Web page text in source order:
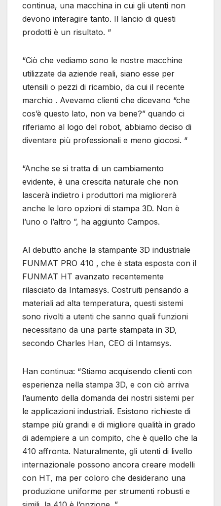
continua, una macchina in cui gli utenti non
devono interagire tanto. Il lancio di questi
prodotti è un risultato. “
“Ciò che vediamo sono le nostre macchine
utilizzate da aziende reali, siano esse per
utensili o pezzi di ricambio, da cui il recente
marchio . Avevamo clienti che dicevano “che
cos’è questo lato, non va bene?” quando ci
riferiamo al logo del robot, abbiamo deciso di
diventare più professionali e meno giocosi. “
“Anche se si tratta di un cambiamento
evidente, è una crescita naturale che non
lascerà indietro i produttori ma migliorerà
anche le loro opzioni di stampa 3D. Non è
l’uno o l’altro ”, ha aggiunto Campos.
Al debutto anche la stampante 3D industriale
FUNMAT PRO 410 , che è stata esposta con il
FUNMAT HT avanzato recentemente
rilasciato da Intamasys. Costruiti pensando a
materiali ad alta temperatura, questi sistemi
sono rivolti a utenti che sanno quali funzioni
necessitano da una parte stampata in 3D,
secondo Charles Han, CEO di Intamsys.
Han continua: “Stiamo acquisendo clienti con
esperienza nella stampa 3D, e con ciò arriva
l’aumento della domanda dei nostri sistemi per
le applicazioni industriali. Esistono richieste di
stampe più grandi e di migliore qualità in grado
di adempiere a un compito, che è quello che la
410 affronta. Naturalmente, gli utenti di livello
internazionale possono ancora creare modelli
con HT, ma per coloro che desiderano una
produzione uniforme per strumenti robusti e